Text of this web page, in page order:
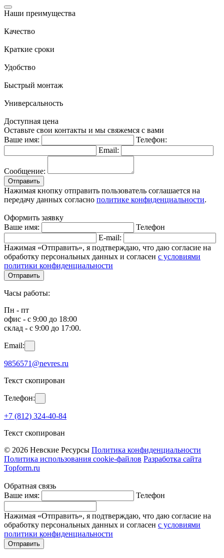
Наши преимущества
Качество
Краткие сроки
Удобство
Быстрый монтаж
Универсальность
Доступная цена
Оставьте свои контакты и мы свяжемся с вами
Ваше имя:
Телефон:
Email:
Сообщение:
Отправить
Нажимая кнопку отправить пользователь соглашается на
передачу данных согласно политике конфиденциальности.
Оформить заявку
Ваше имя:
Телефон
E-mail:
Нажимая «Отправить», я подтверждаю, что даю согласие на
обработку персональных данных и согласен с условиями
политики конфиденциальности
Отправить
Часы работы:
Пн - пт
офис - с 9:00 до 18:00
склад - с 9:00 до 17:00.
Email:
9856571@nevres.ru
Текст скопирован
Телефон:
+7 (812) 324-40-84
Текст скопирован
© 2026 Невские Ресурсы Политика конфиденциальности
Политика использования cookie-файлов Разработка сайта
Topform.ru
Обратная связь
Ваше имя:
Телефон
Нажимая «Отправить», я подтверждаю, что даю согласие на
обработку персональных данных и согласен с условиями
политики конфиденциальности
Отправить